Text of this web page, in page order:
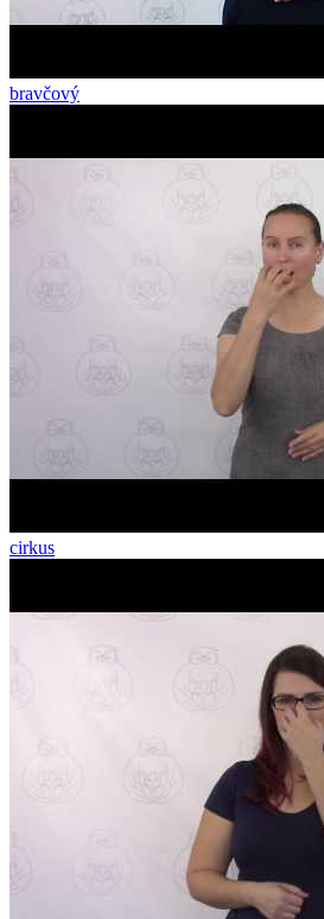
bravčový
cirkus